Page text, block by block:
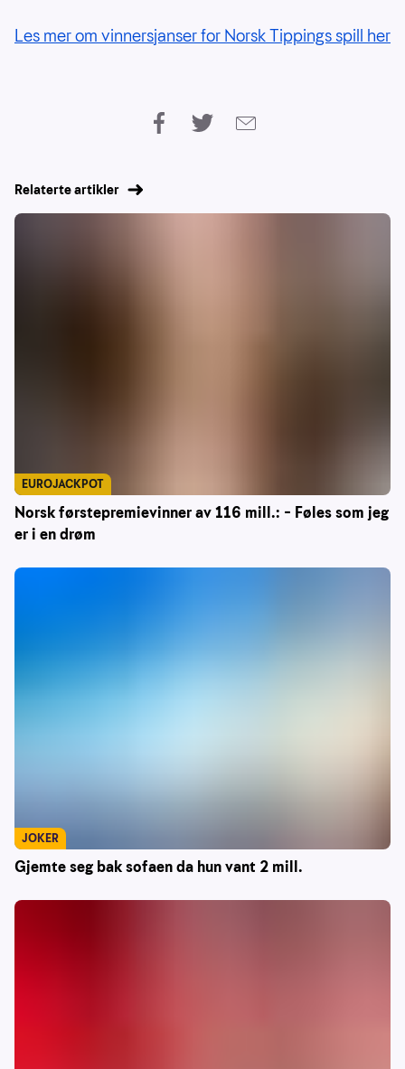
Les mer om vinnersjanser for Norsk Tippings spill her
Relaterte artikler
Norsk førstepremievinner av 116 mill.: – Føles som jeg
er i en drøm
EUROJACKPOT
Gjemte seg bak sofaen da hun vant 2 mill.
JOKER